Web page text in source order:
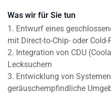
Was wir für Sie tun
1. Entwurf eines
mit Direct-to-Chip- oder
2. Integration von CDU
Lecksuchern
3. Entwicklung von
geräuschempfindliche